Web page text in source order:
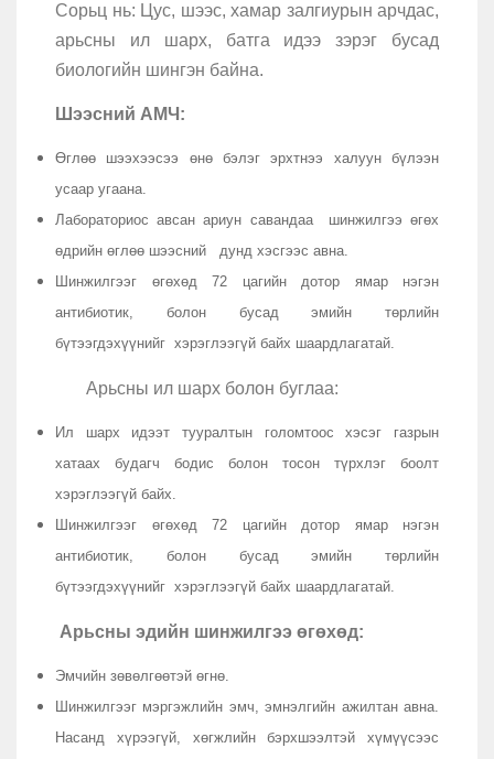
Сорьц нь: Цус, шээс, хамар залгиурын арчдас,
арьсны ил шарх, батга идээ зэрэг бусад
биологийн шингэн байна.
Шээсний АМЧ:
Өглөө шээхээсээ өнө бэлэг эрхтнээ халуун бүлээн
усаар угаана.
Лабораториос авсан ариун савандаа шинжилгээ өгөх
өдрийн өглөө шээсний дунд хэсгээс авна.
Шинжилгээг өгөхөд 72 цагийн дотор ямар нэгэн
антибиотик, болон бусад эмийн төрлийн
бүтээгдэхүүнийг хэрэглээгүй байх шаардлагатай.
Арьсны ил шарх болон буглаа:
Ил шарх идээт тууралтын голомтоос хэсэг газрын
хатаах будагч бодис болон тосон түрхлэг боолт
хэрэглээгүй байх.
Шинжилгээг өгөхөд 72 цагийн дотор ямар нэгэн
антибиотик, болон бусад эмийн төрлийн
бүтээгдэхүүнийг хэрэглээгүй байх шаардлагатай.
Арьсны эдийн шинжилгээ өгөхөд:
Эмчийн зөвөлгөөтэй өгнө.
Шинжилгээг мэргэжлийн эмч, эмнэлгийн ажилтан авна.
Насанд хүрээгүй, хөгжлийн бэрхшээлтэй хүмүүсээс